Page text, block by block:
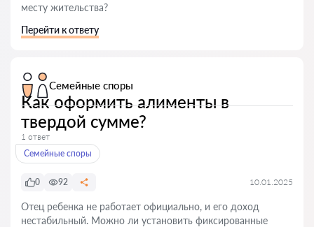
месту жительства?
Перейти к ответу
Семейные споры
Как оформить алименты в
твердой сумме?
1 ответ
Семейные споры
0 92 10.01.2025
Отец ребенка не работает официально, и его доход
нестабильный. Можно ли установить фиксированные